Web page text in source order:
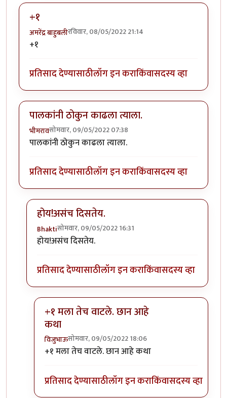
+१
अमरेंद्र बाहुबलीरविवार, 08/05/2022 21:14
+१
प्रतिसाद देण्यासाठीलॉग इन कराकिंवासदस्य व्हा
पालकांनी ठोकुन काढला त्याला.
भीमरावसोमवार, 09/05/2022 07:38
पालकांनी ठोकुन काढला त्याला.
प्रतिसाद देण्यासाठीलॉग इन कराकिंवासदस्य व्हा
होय!असंच दिसतेय.
Bhaktiसोमवार, 09/05/2022 16:31
In reply toपालकांनी ठोकुन काढला त्याला.
होय!असंच दिसतेय.
प्रतिसाद देण्यासाठीलॉग इन कराकिंवासदस्य व्हा
+१ मला तेच वाटले. छान आहे
कथा
विजुभाऊसोमवार, 09/05/2022 18:06
In reply toहोय!असंच दिसतेय.by
+१ मला तेच वाटले. छान आहे कथा
प्रतिसाद देण्यासाठीलॉग इन कराकिंवासदस्य व्हा